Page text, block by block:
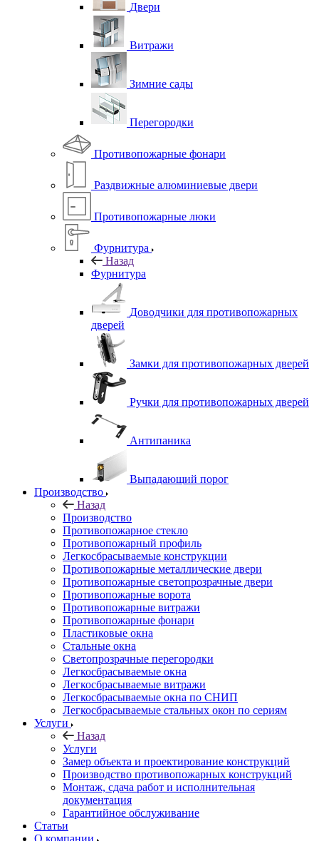
Двери
Витражи
Зимние сады
Перегородки
Противопожарные фонари
Раздвижные алюминиевые двери
Противопожарные люки
Фурнитура
Назад
Фурнитура
Доводчики для противопожарных
дверей
Замки для противопожарных дверей
Ручки для противопожарных дверей
Антипаника
Выпадающий порог
Производство
Назад
Производство
Противопожарное стекло
Противопожарный профиль
Легкосбрасываемые конструкции
Противопожарные металлические двери
Противопожарные светопрозрачные двери
Противопожарные ворота
Противопожарные витражи
Противопожарные фонари
Пластиковые окна
Стальные окна
Светопрозрачные перегородки
Легкосбрасываемые окна
Легкосбрасываемые витражи
Легкосбрасываемые окна по СНИП
Легкосбрасываемые стальных окон по сериям
Услуги
Назад
Услуги
Замер объекта и проектирование конструкций
Производство противопожарных конструкций
Монтаж, сдача работ и исполнительная
документация
Гарантийное обслуживание
Статьи
О компании